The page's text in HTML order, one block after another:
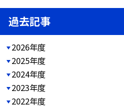
過去記事
2026年度
2025年度
2024年度
2023年度
2022年度